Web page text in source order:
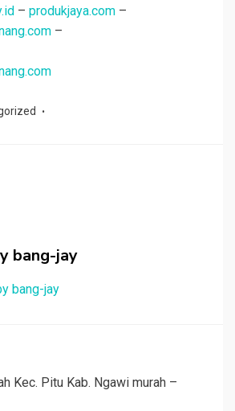
– produkjaya.com –
–
bang-jay
bang-jay
Kec. Pitu Kab. Ngawi murah –